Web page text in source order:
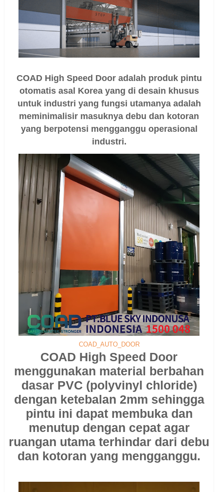
COAD High Speed Door adalah produk pintu
otomatis asal Korea yang di desain khusus
untuk industri yang fungsi utamanya adalah
meminimalisir masuknya debu dan kotoran
yang berpotensi mengganggu operasional
industri.
COAD_AUTO_DOOR
COAD High Speed Door
menggunakan material berbahan
dasar PVC (polyvinyl chloride)
dengan ketebalan 2mm sehingga
pintu ini dapat membuka dan
menutup dengan cepat agar
ruangan utama terhindar dari debu
dan kotoran yang mengganggu.